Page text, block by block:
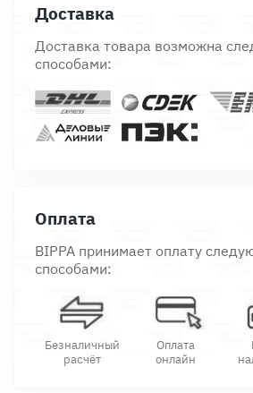
Доставка
Доставка товара возможна
способами:
Оплата
BIPPA принимает оплату
способами:
Безналичный
расчёт
Оплата
онлайн